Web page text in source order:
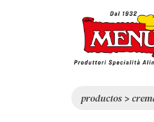
productos >